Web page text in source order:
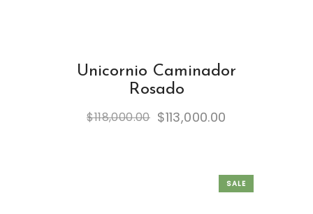
Unicornio Caminador
Rosado
$118,000.00 $113,000.00
SALE